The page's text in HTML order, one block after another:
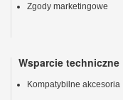
Zgody marketingowe
Wsparcie techniczne
Kompatybilne akcesoria